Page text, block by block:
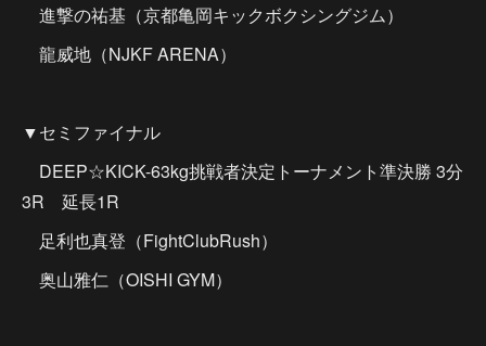
進撃の祐基（京都亀岡キックボクシングジム）
龍威地（NJKF ARENA）
▼セミファイナル
DEEP☆KICK-63kg挑戦者決定トーナメント準決勝 3分
3R 延長1R
足利也真登（FightClubRush）
奥山雅仁（OISHI GYM）